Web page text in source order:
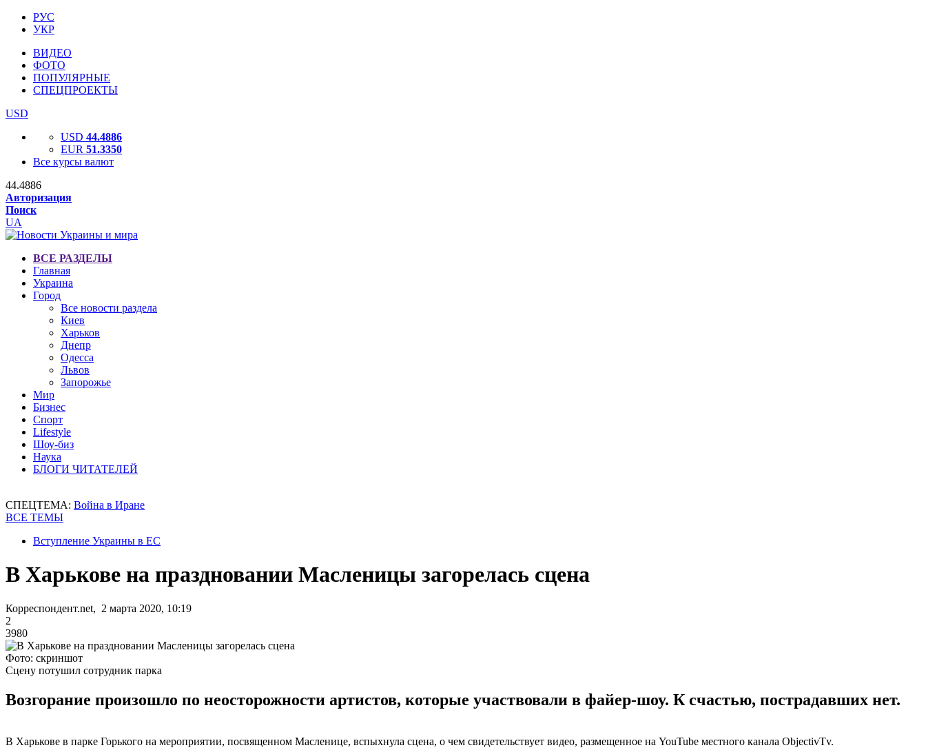
РУС
УКР
ВИДЕО
ФОТО
ПОПУЛЯРНЫЕ
СПЕЦПРОЕКТЫ
USD
USD 44.4886
EUR 51.3350
Все курсы валют
44.4886
Авторизация
Поиск
UA
ВСЕ РАЗДЕЛЫ
Главная
Украина
Город
Все новости раздела
Киев
Харьков
Днепр
Одесса
Львов
Запорожье
Мир
Бизнес
Спорт
Lifestyle
Шоу-биз
Наука
БЛОГИ ЧИТАТЕЛЕЙ
СПЕЦТЕМА: Война в Иране
ВСЕ ТЕМЫ
Вступление Украины в ЕС
В Харькове на праздновании Масленицы загорелась сцена
Корреспондент.net, 2 марта 2020, 10:19
2
3980
Фото: скриншот
Сцену потушил сотрудник парка
Возгорание произошло по неосторожности артистов, которые участвовали в файер-шоу. К счастью, пострадавших нет.
В Харькове в парке Горького на мероприятии, посвященном Масленице, вспыхнула сцена, о чем свидетельствует видео, размещенное на YouTube местного канала ObjectivTv.